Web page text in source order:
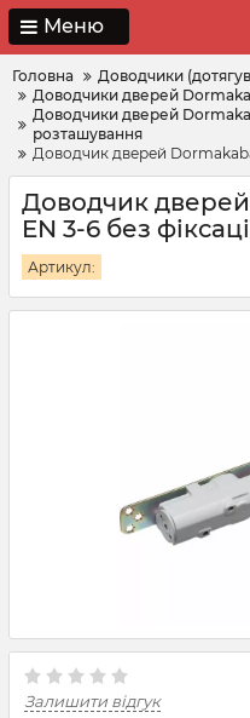
Меню
Головна
Доводчики
Доводчики дверей
Доводчики дверей
розташування
Доводчик дверей
Доводчик
EN 3-6 без
Артикул:
Залишити відгук